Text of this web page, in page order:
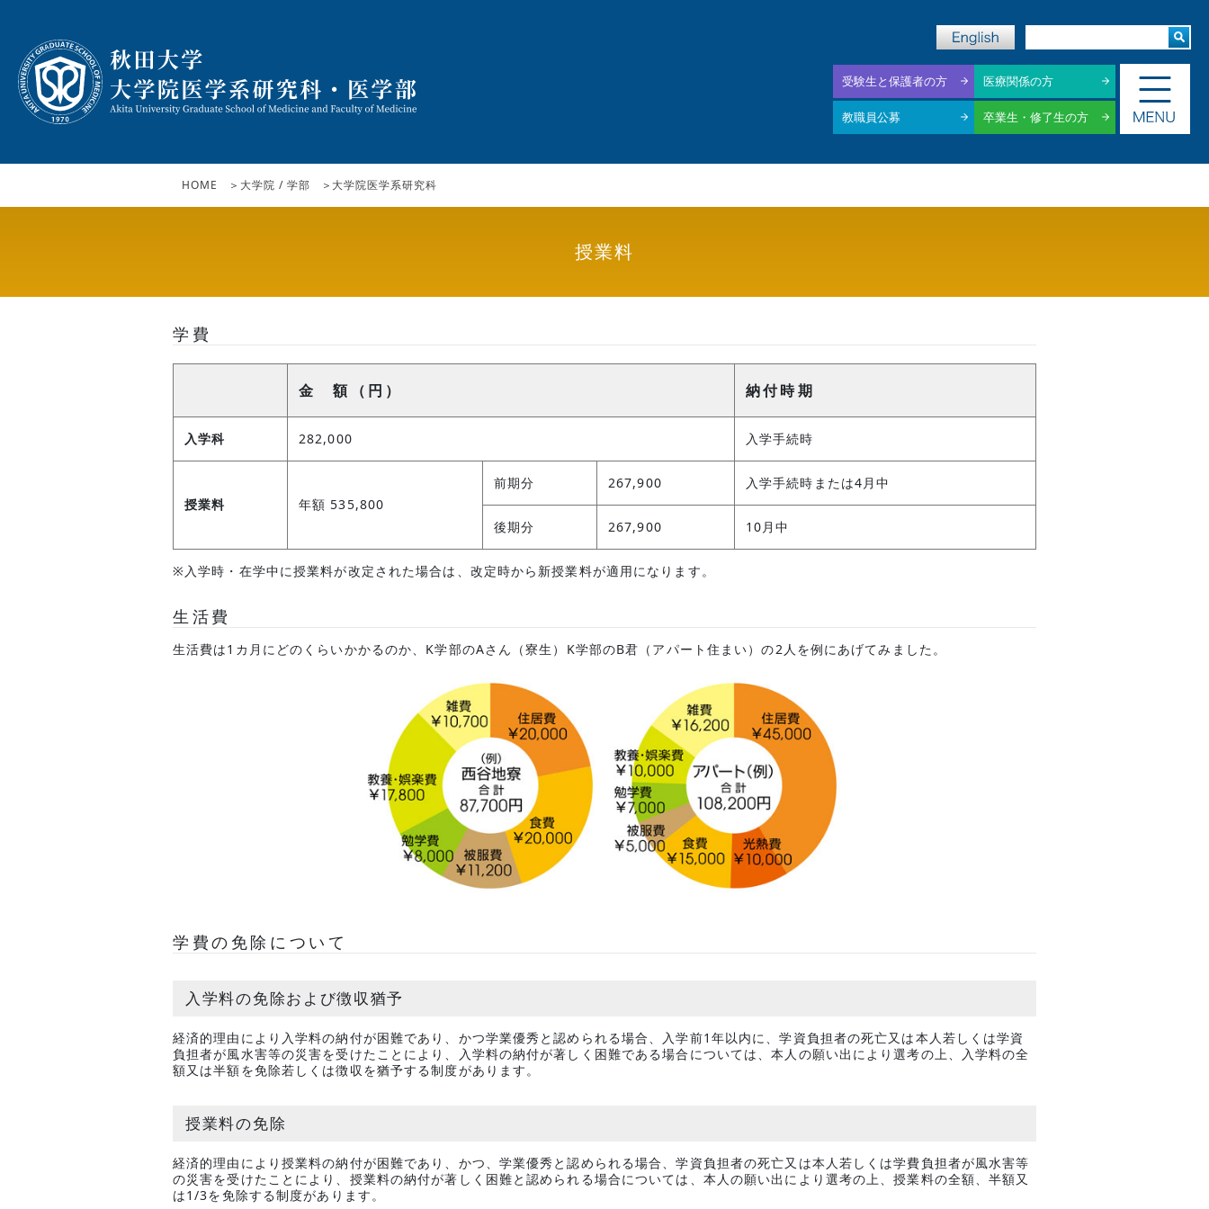
受験生と保護者の方 医療関係の方
教職員公募 卒業生・修了生の方
HOME 大学院 / 学部 大学院医学系研究科
授業料
学費
金 額（円） 納付時期
入学科 282,000 入学手続時
授業料 年額 535,800
前期分 267,900 入学手続時または4月中
後期分 267,900 10月中
※入学時・在学中に授業料が改定された場合は、改定時から新授業料が適用になります。
生活費
生活費は1カ月にどのくらいかかるのか、K学部のAさん（寮生）K学部のB君（アパート住まい）の2人を例にあげてみました。
学費の免除について
入学料の免除および徴収猶予
経済的理由により入学料の納付が困難であり、かつ学業優秀と認められる場合、入学前1年以内に、学資負担者の死亡又は本人若しくは学資
負担者が風水害等の災害を受けたことにより、入学料の納付が著しく困難である場合については、本人の願い出により選考の上、入学料の全
額又は半額を免除若しくは徴収を猶予する制度があります。
授業料の免除
経済的理由により授業料の納付が困難であり、かつ、学業優秀と認められる場合、学資負担者の死亡又は本人若しくは学費負担者が風水害等
の災害を受けたことにより、授業料の納付が著しく困難と認められる場合については、本人の願い出により選考の上、授業料の全額、半額又
は1/3を免除する制度があります。